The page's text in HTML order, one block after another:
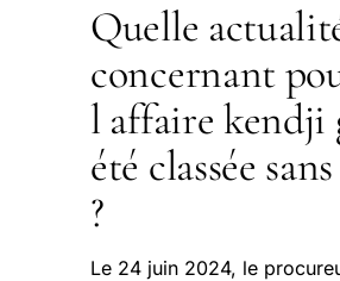
Quelle
concernant
l affaire kendji
été classée
?
Le 24 juin 2024, le